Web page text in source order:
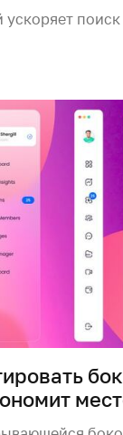
поиск